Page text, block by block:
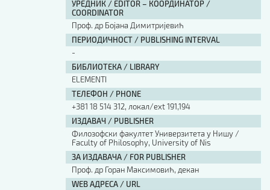
УРЕДНИК / EDITOR – КООРДИНАТОР /
COORDINATOR
Проф. др Бојана Димитријевић
ПЕРИОДИЧНОСТ / PUBLISHING INTERVAL
-
БИБЛИОТЕКА / LIBRARY
ЕLEMENTI
ТЕЛЕФОН / PHONE
+381 18 514 312, локал/ext 191,194
ИЗДАВАЧ / PUBLISHER
Филозофски факултет Универзитета у Нишу /
Faculty of Philosophy, University of Nis
ЗА ИЗДАВАЧА / FOR PUBLISHER
Проф. др Горан Максимовић, декан
WEB АДРЕСА / URL